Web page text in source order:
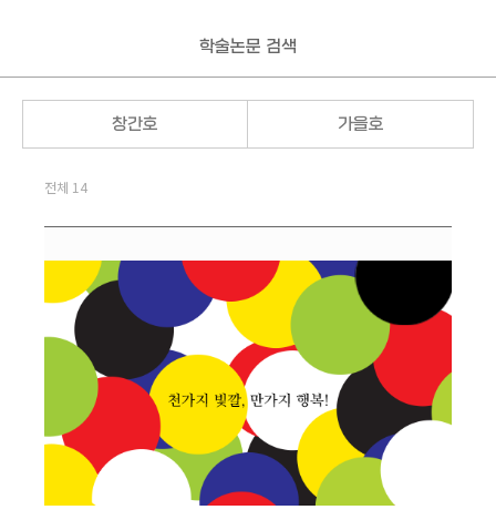
학술논문 검색
창간호 가을호
전체 14